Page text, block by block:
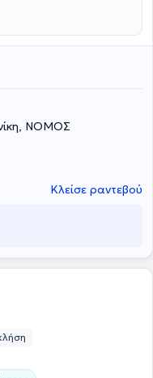
στην διαχείριση του
έχω
με το μικροβίωμα
Κλείσε ραντεβού